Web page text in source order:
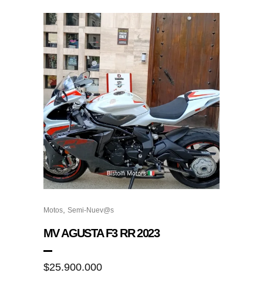
Motos, Semi-Nuev@s
MV AGUSTA F3 RR 2023
$25.900.000